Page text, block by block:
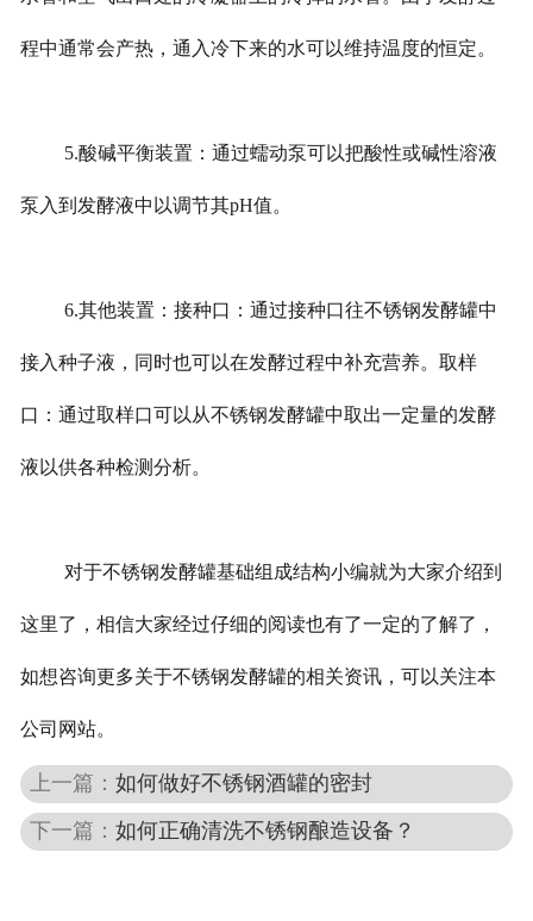
程中通常会产热，通入冷下来的水可以维持温度的恒定。
5.酸碱平衡装置：通过蠕动泵可以把酸性或碱性溶液
泵入到发酵液中以调节其pH值。
6.其他装置：接种口：通过接种口往不锈钢发酵罐中
接入种子液，同时也可以在发酵过程中补充营养。取样
口：通过取样口可以从不锈钢发酵罐中取出一定量的发酵
液以供各种检测分析。
对于不锈钢发酵罐基础组成结构小编就为大家介绍到
这里了，相信大家经过仔细的阅读也有了一定的了解了，
如想咨询更多关于不锈钢发酵罐的相关资讯，可以关注本
公司网站。
上一篇：如何做好不锈钢酒罐的密封
下一篇：如何正确清洗不锈钢酿造设备？